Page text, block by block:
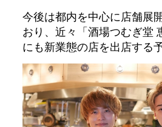
今後は都内を中心に店舗展
おり、近々「酒場つむぎ堂
にも新業態の店を出店する